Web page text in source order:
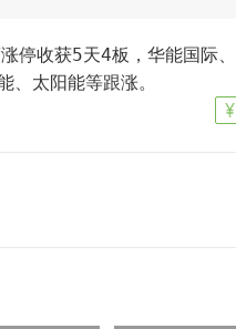
、太阳能等跟涨。